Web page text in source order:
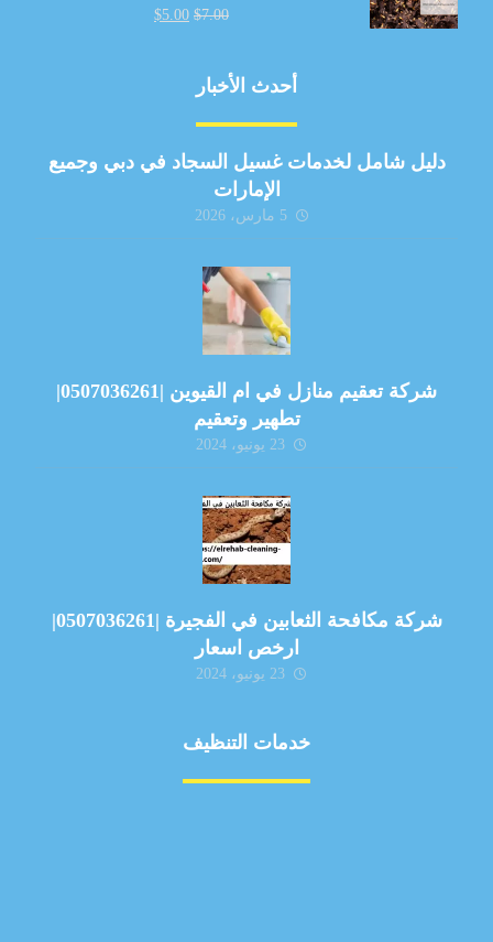
$7.00
$5.00
أحدث الأخبار
دليل شامل لخدمات غسيل السجاد في دبي وجميع
الإمارات
5 مارس، 2026
شركة تعقيم منازل في ام القيوين |0507036261|
تطهير وتعقيم
23 يونيو، 2024
شركة مكافحة الثعابين في الفجيرة |0507036261|
ارخص اسعار
23 يونيو، 2024
خدمات التنظيف